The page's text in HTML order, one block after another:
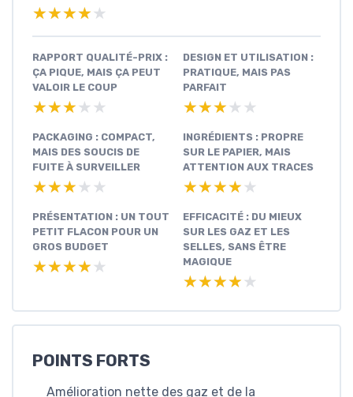
★★★★★
★★★★★
RAPPORT QUALITÉ-PRIX :
ÇA PIQUE, MAIS ÇA PEUT
VALOIR LE COUP
★★★★★
★★★★★
DESIGN ET UTILISATION :
PRATIQUE, MAIS PAS
PARFAIT
★★★★★
★★★★★
PACKAGING : COMPACT,
MAIS DES SOUCIS DE
FUITE À SURVEILLER
★★★★★
★★★★★
INGRÉDIENTS : PROPRE
SUR LE PAPIER, MAIS
ATTENTION AUX TRACES
★★★★★
★★★★★
PRÉSENTATION : UN TOUT
PETIT FLACON POUR UN
GROS BUDGET
★★★★★
★★★★★
EFFICACITÉ : DU MIEUX
SUR LES GAZ ET LES
SELLES, SANS ÊTRE
MAGIQUE
★★★★★
★★★★★
POINTS FORTS
Amélioration nette des gaz et de la